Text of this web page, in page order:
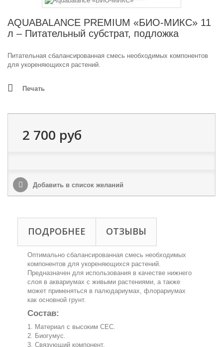
AQUABALANCE PREMIUM «БИО-МИКС» 11
л – Питательный субстрат, подложка
Питательная сбалансированная смесь необходимых компонентов
для укореняющихся растений.
Печать
2 700 руб
Добавить в список желаний
ПОДРОБНЕЕ ОТЗЫВЫ
Оптимально сбалансированная смесь необходимых
компонентов для укореняющихся растений.
Предназначен для использования в качестве нижнего
слоя в аквариумах с живыми растениями, а также
может применяться в палюдариумах, флорариумах
как основной грунт.
Состав:
1. Материал с высоким CEC.
2. Биогумус.
3. Связующий компонент.